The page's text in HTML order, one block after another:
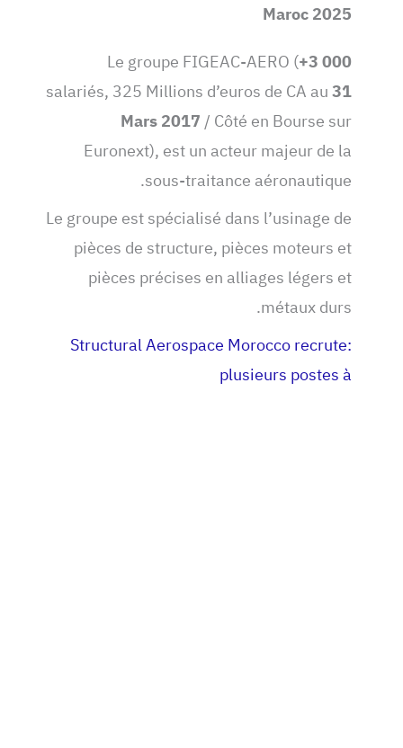
Maroc 2025
Le groupe FIGEAC-AERO (+3 000
salariés, 325 Millions d’euros de CA au31
Mars 2017 / Côté en Bourse sur
Euronext), est un acteur majeur de la
sous-traitance aéronautique.
Le groupe est spécialisé dans l’usinage de
pièces de structure, pièces moteurs et
pièces précises en alliages légers et
métaux durs.
Structural Aerospace Morocco recrute:
plusieurs postes à